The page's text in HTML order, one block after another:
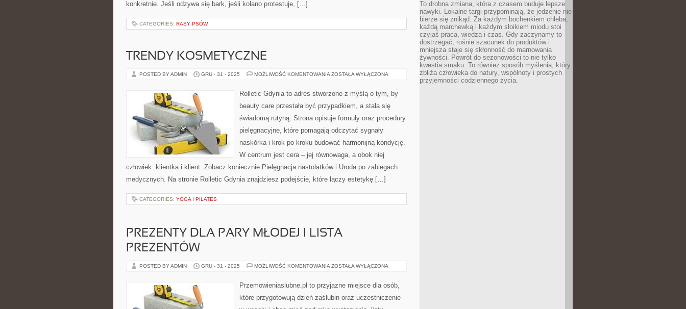
konkretnie. Jeśli odzywa się bark, jeśli kolano protestuje, […]
CATEGORIES: RASY PSÓW
TRENDY KOSMETYCZNE
POSTED BY ADMIN GRU - 31 - 2025 MOŻLIWOŚĆ KOMENTOWANIA TRENDY
ZOSTAŁA WYŁĄCZONA
Rolletic Gdynia to adres stworzone z myślą o tym, by
beauty care przestała być przypadkiem, a stała się
świadomą rutyną. Strona opisuje formuły oraz procedury
pielęgnacyjne, które pomagają odczytać sygnały
naskórka i krok po kroku budować harmonijną kondycję.
W centrum jest cera – jej równowaga, a obok niej
człowiek: klientka i klient. Zobacz koniecznie Pielęgnacja nastolatków i Uroda po zabiegach
medycznych. Na stronie Rolletic Gdynia znajdziesz podejście, które łączy estetykę […]
CATEGORIES: YOGA I PILATES
PREZENTY DLA PARY MŁODEJ I LISTA
PREZENTÓW
POSTED BY ADMIN GRU - 31 - 2025 MOŻLIWOŚĆ KOMENTOWANIA PREZENTY
I
PREZENTÓW
ZOSTAŁA WYŁĄCZONA
Przemowieniaslubne.pl to przyjazne miejsce dla osób,
które przygotowują dzień zaślubin oraz uczestniczenie
To drobna zmiana, która z czasem buduje lepsze
nawyki. Lokalne targi przypominają, że jedzenie nie
bierze się znikąd. Za każdym bochenkiem chleba,
każdą marchewką i każdym słoikiem miodu stoi
czyjaś praca, wiedza i czas. Gdy zaczynamy to
dostrzegać, rośnie szacunek do produktów i
mniejsza staje się skłonność do marnowania
żywności. Powrót do sezonowości to nie tylko
kwestia smaku. To również sposób myślenia, który
zbliża człowieka do natury, wspólnoty i prostych
przyjemności codziennego życia.